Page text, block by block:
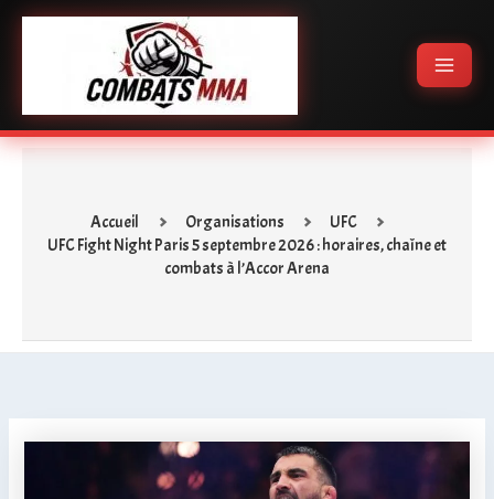
Aller
Menu
Accueil Organisations
UFC
UFC Fight Night Paris 5 septembre 2026 : horaires, chaîne et
combats à l’Accor Arena